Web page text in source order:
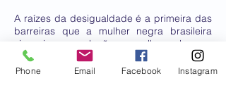
A raízes da desigualdade é a primeira das
barreiras que a mulher negra brasileira
vivenciou em relação as mulheres branca
da elite social – período este que
compreendeu da escravidão até o início
Phone Email Facebook Instagram